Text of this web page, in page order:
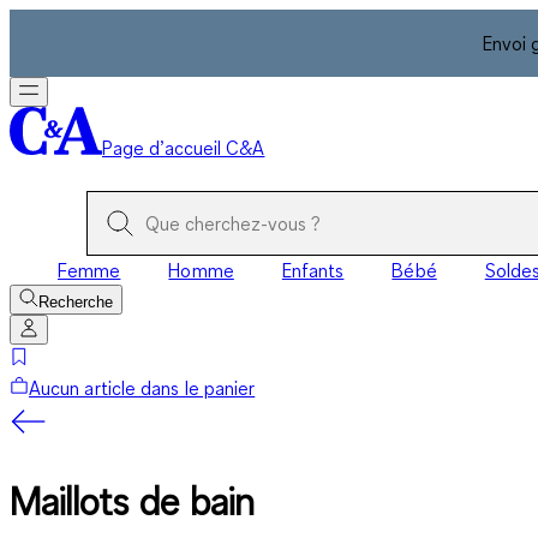
Envoi
Page d’accueil C&A
Femme Homme Enfants Bébé Soldes
Recherche
Aucun article dans le panier
Maillots de bain